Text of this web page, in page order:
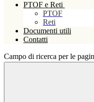
PTOF e Reti
PTOF
Reti
Documenti utili
Contatti
Campo di ricerca per le